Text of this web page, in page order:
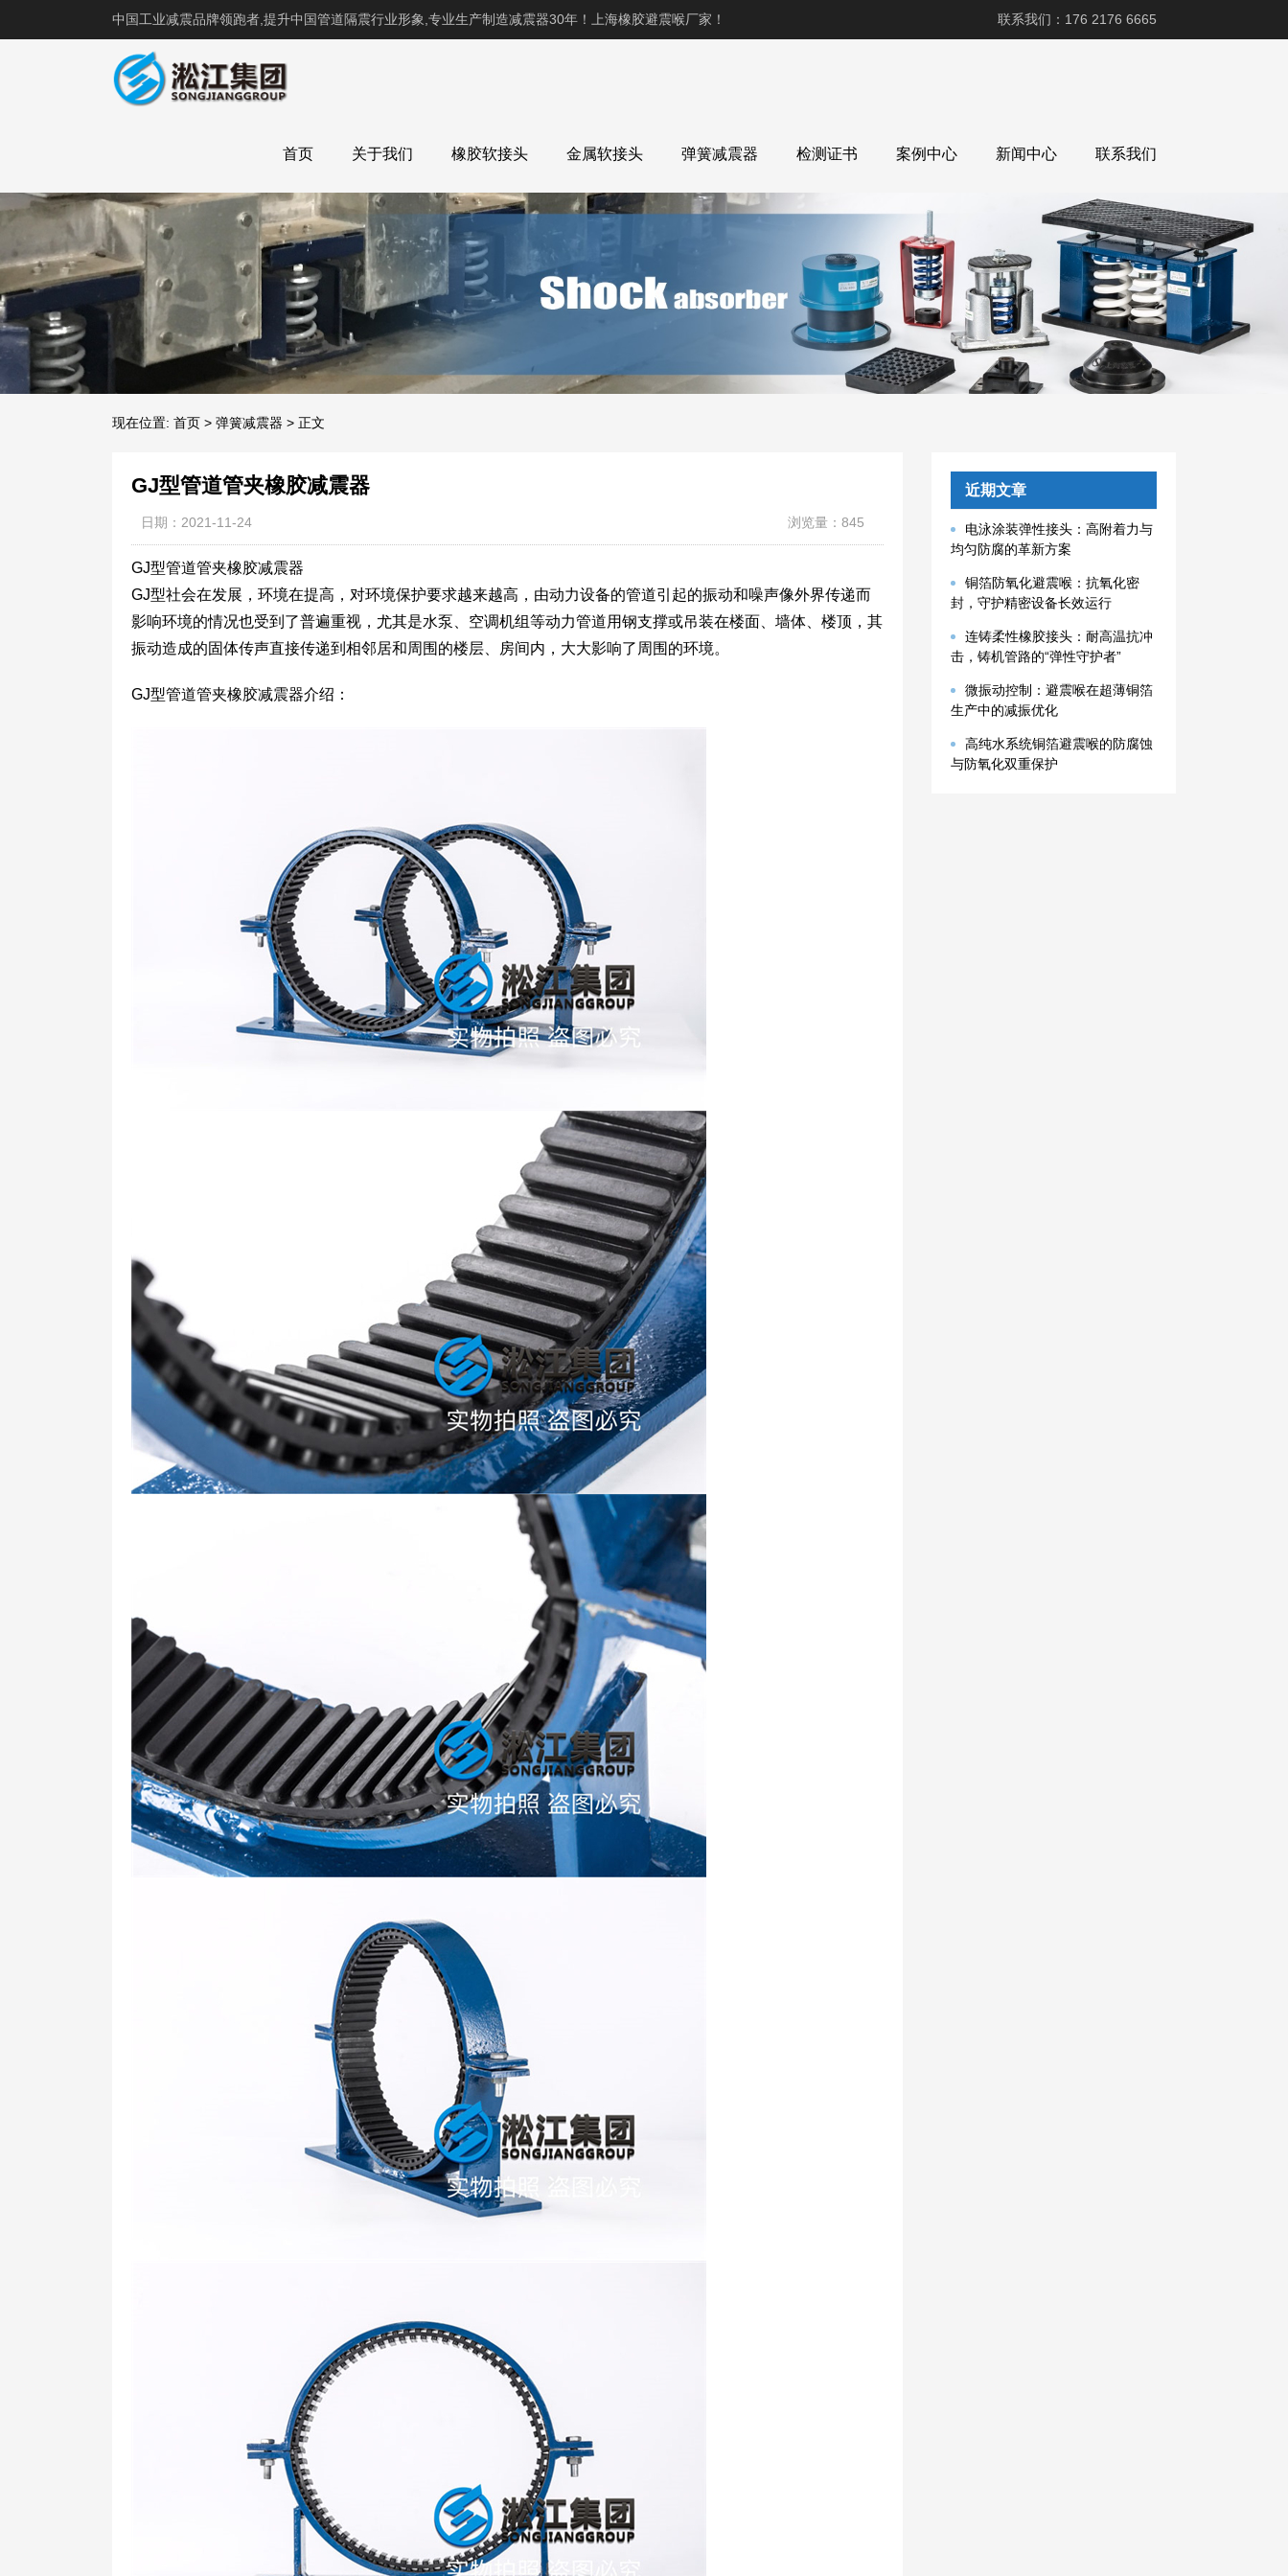
中国工业减震品牌领跑者,提升中国管道隔震行业形象,专业生产制造减震器30年！上海橡胶避震喉厂家！ 联系我们：176 2176 6665
首页 关于我们 橡胶软接头 金属软接头 弹簧减震器 检测证书 案例中心 新闻中心 联系我们
现在位置: 首页 > 弹簧减震器 > 正文
GJ型管道管夹橡胶减震器
日期：2021-11-24 浏览量：845
GJ型管道管夹橡胶减震器
GJ型社会在发展，环境在提高，对环境保护要求越来越高，由动力设备的管道引起的振动和噪声像外界传递而
影响环境的情况也受到了普遍重视，尤其是水泵、空调机组等动力管道用钢支撑或吊装在楼面、墙体、楼顶，其
振动造成的固体传声直接传递到相邻居和周围的楼层、房间内，大大影响了周围的环境。
GJ型管道管夹橡胶减震器介绍：
近期文章
电泳涂装弹性接头：高附着力与
均匀防腐的革新方案
铜箔防氧化避震喉：抗氧化密
封，守护精密设备长效运行
连铸柔性橡胶接头：耐高温抗冲
击，铸机管路的“弹性守护者”
微振动控制：避震喉在超薄铜箔
生产中的减振优化
高纯水系统铜箔避震喉的防腐蚀
与防氧化双重保护